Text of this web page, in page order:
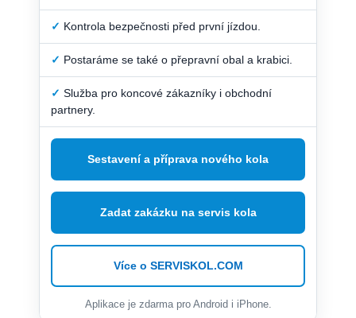
✓ Kontrola bezpečnosti před první jízdou.
✓ Postaráme se také o přepravní obal a krabici.
✓ Služba pro koncové zákazníky i obchodní
partnery.
Sestavení a příprava nového kola
Zadat zakázku na servis kola
Více o SERVISKOL.COM
Aplikace je zdarma pro Android i iPhone.